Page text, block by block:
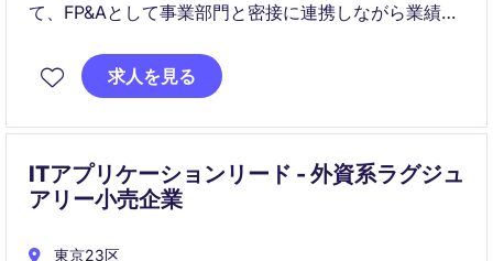
て、FP&Aとして事業部門と密接に連携しながら業績管
ング部門のビジネスパートナーとして、分析・提案を
通じて事業成果に直接貢献できるポジションです。
求人を見る
ITアプリケーションリード - 外資系ラグジュ
アリー小売企業
東京23区